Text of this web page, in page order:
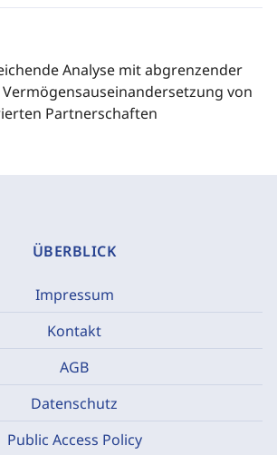
Analyse mit abgrenzender
von
Partnerschaften
ÜBERBLICK
Impressum
Kontakt
AGB
Datenschutz
Public Access Policy